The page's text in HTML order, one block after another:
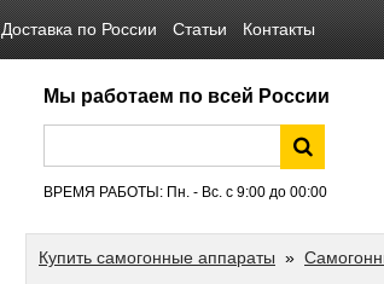
Доставка по России Статьи Контакты
Мы работаем по всей России
ВРЕМЯ РАБОТЫ: Пн. - Вс. с 9:00 до 00:00
Купить самогонные аппараты »